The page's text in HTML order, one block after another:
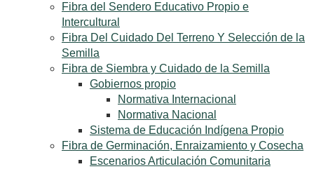
Fibra del Sendero Educativo Propio e
Intercultural
Fibra Del Cuidado Del Terreno Y Selección de la
Semilla
Fibra de Siembra y Cuidado de la Semilla
Gobiernos propio
Normativa Internacional
Normativa Nacional
Sistema de Educación Indígena Propio
Fibra de Germinación, Enraizamiento y Cosecha
Escenarios Articulación Comunitaria